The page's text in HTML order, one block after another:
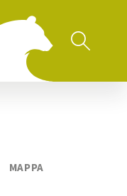
MAPPA